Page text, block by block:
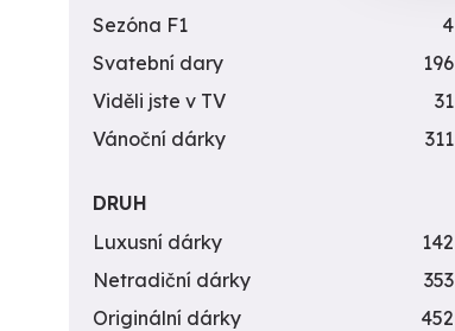
Sezóna F1
4
Svatební dary
196
Viděli jste v TV
31
Vánoční dárky
311
DRUH
Luxusní dárky
142
Netradiční dárky
353
Originální dárky
452